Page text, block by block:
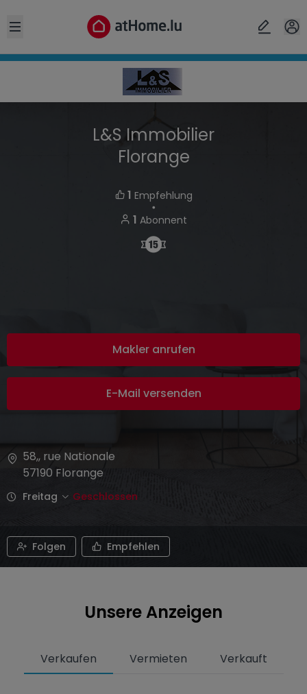
Open sidebar
L&S Immobilier
Florange
1 Empfehlung
・
1 Abonnent
Makler anrufen
E-Mail versenden
58,, rue Nationale
57190 Florange
Freitag Geschlossen
Folgen Empfehlen
Unsere Anzeigen
Verkaufen Vermieten Verkauft